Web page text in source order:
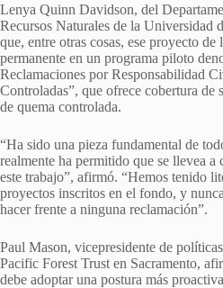
Lenya Quinn Davidson, del
Recursos Naturales de la Universidad
que, entre otras cosas, ese proyecto de
permanente en un programa piloto
Reclamaciones por Responsabilidad
Controladas”, que ofrece cobertura de
de quema controlada.
“Ha sido una pieza fundamental de
realmente ha permitido que se llevea a
este trabajo”, afirmó. “Hemos tenido
proyectos inscritos en el fondo, y
hacer frente a ninguna reclamación”.
Paul Mason, vicepresidente de
Pacific Forest Trust en Sacramento,
debe adoptar una postura más